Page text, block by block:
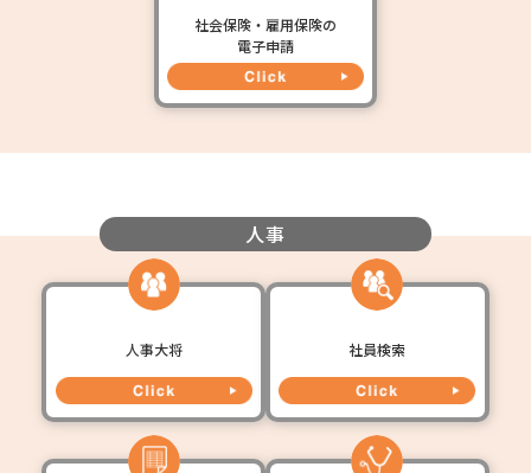
社会保険・雇用保険の
電子申請
人事
人事大将 社員検索